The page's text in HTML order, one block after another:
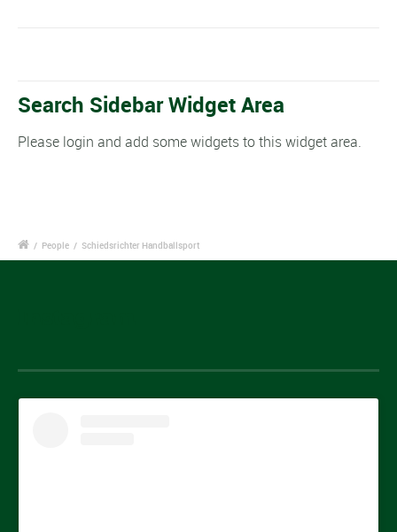
Search Sidebar Widget Area
Please login and add some widgets to this widget area.
/ People / Schiedsrichter Handballsport